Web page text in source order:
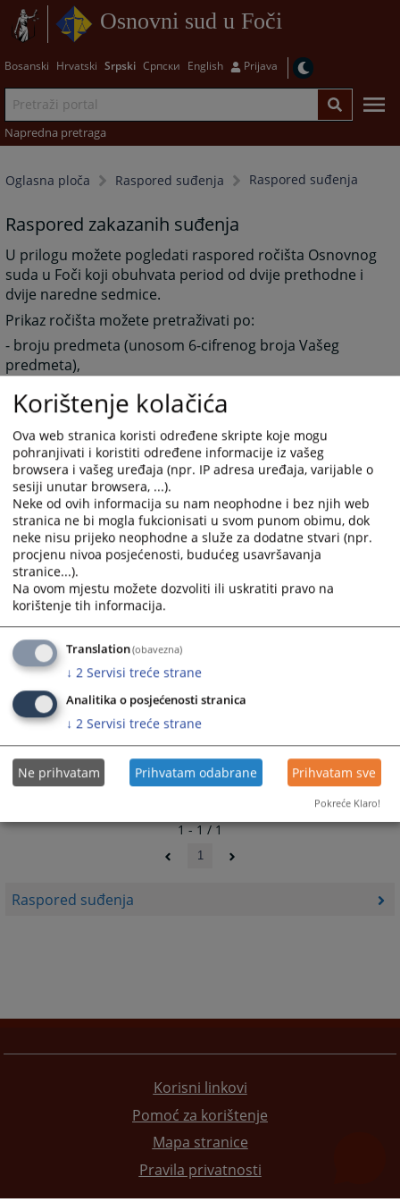
Osnovni sud u Foči
Bosanski Hrvatski Srpski Српски English Prijava
Napredna pretraga
Oglasna ploča Raspored suđenja Raspored suđenja
Raspored suđenja
Raspored zakazanih suđenja
U prilogu možete pogledati raspored ročišta Osnovnog
suda u Foči koji obuhvata period od dvije prethodne i
dvije naredne sedmice.
Prikaz ročišta možete pretraživati po:
- broju predmeta (unosom 6-cifrenog broja Vašeg
predmeta),
- postupajućem sudiji i
- datumu ročišta.
3020PREGLEDA
Linkovi
Raspored ročišta
1 - 1 / 1
1
Korisni linkovi
Pomoć za korištenje
Mapa stranice
Pravila privatnosti
Korištenje kolačića
Ova web stranica koristi određene skripte koje mogu
pohranjivati i koristiti određene informacije iz vašeg
browsera i vašeg uređaja (npr. IP adresa uređaja, varijable o
sesiji unutar browsera, ...).
Neke od ovih informacija su nam neophodne i bez njih web
stranica ne bi mogla fukcionisati u svom punom obimu, dok
neke nisu prijeko neophodne a služe za dodatne stvari (npr.
procjenu nivoa posjećenosti, budućeg usavršavanja
stranice...).
Na ovom mjestu možete dozvoliti ili uskratiti pravo na
korištenje tih informacija.
Translation(obavezna)
↓ 2 Servisi treće strane
Analitika o posjećenosti stranica
↓ 2 Servisi treće strane
Ne prihvatam Prihvatam odabrane Prihvatam sve
Pokreće Klaro!